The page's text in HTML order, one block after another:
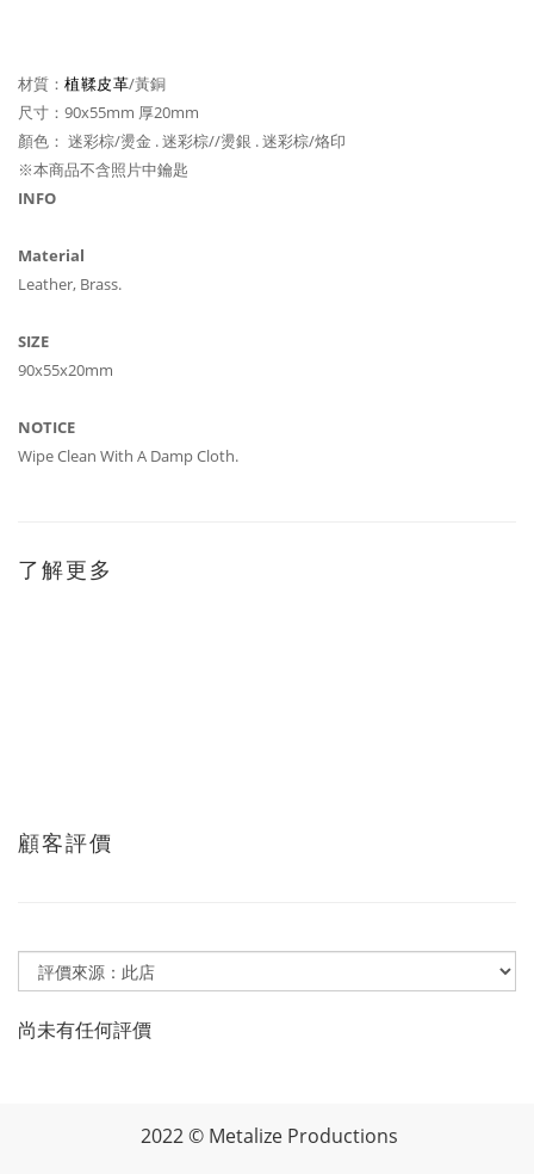
材質： 植鞣皮革/黃銅
尺寸：90x55mm 厚20mm
顏色： 迷彩棕/燙金 . 迷彩棕//燙銀 . 迷彩棕/烙印
※本商品不含照片中鑰匙
INFO
Material
Leather, Brass.
SIZE
90x55x20mm
NOTICE
Wipe Clean With A Damp Cloth.
了解更多
顧客評價
尚未有任何評價
2022 © Metalize Productions